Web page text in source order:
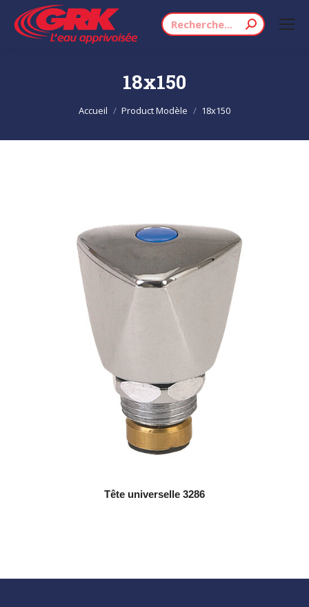
Recherche
18x150
Vous êtes ici :
Accueil Product Modèle 18x150
Tête universelle 3286